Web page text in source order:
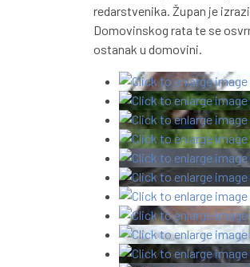
redarstvenika. Župan je
Domovinskog rata te se
ostanak u domovini.